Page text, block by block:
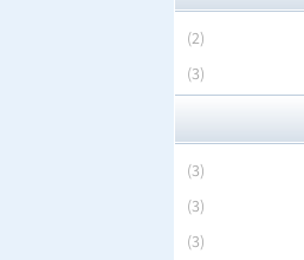
(
2
)
(
3
)
(
3
)
(
3
)
(
3
)